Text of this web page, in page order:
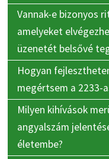
Vannak-e bizonyos
amelyeket
üzenetét belsővé
Hogyan
megértsem a 2233-
Milyen kihívások
angyalszám
életembe?